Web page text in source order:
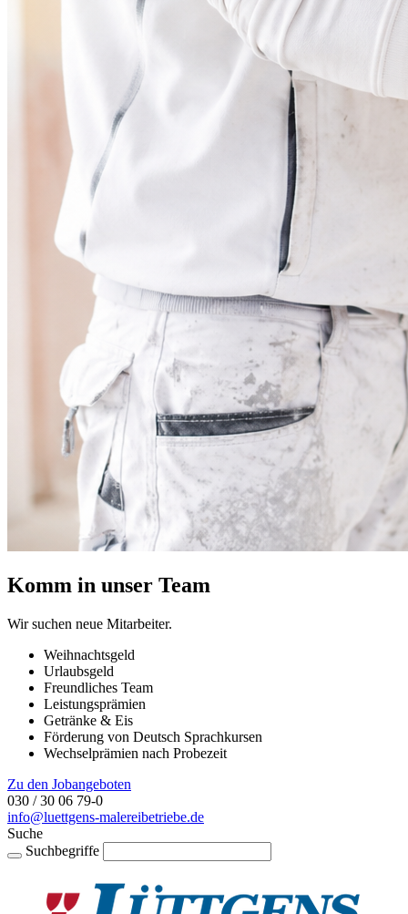
Komm in unser Team
Wir suchen neue Mitarbeiter.
Weihnachtsgeld
Urlaubsgeld
Freundliches Team
Leistungsprämien
Getränke & Eis
Förderung von Deutsch Sprachkursen
Wechselprämien nach Probezeit
Zu den Jobangeboten
030 / 30 06 79-0
info@luettgens-malereibetriebe.de
Suche
Suchbegriffe